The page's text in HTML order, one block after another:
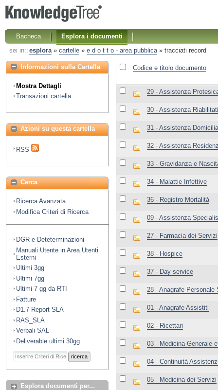
Bacheca
Esplora i documenti
sei in:: esplora» cartelle» e d o t t o - area pubblica» tracciati record
Informazioni sulla Cartella
Mostra Dettagli
Transazioni cartella
Azioni su questa cartella
RSS
Cerca
Ricerca Avanzata
Modifica Criteri di Ricerca
DGR e Deteterminazioni
Manuali Utente in Area Utenti
Esterni
Ultimi 3gg
Ultimi 7gg
Ultimi 7 gg da RTI
Fatture
D1.7 Report SLA
RAS_SLA
Verbali SAL
Deliverable ultimi 30gg
ricerca
Esplora documenti per...
Codice e titolo documento
29 - Assistenza
30 - Assistenza
31 - Assistenza
32 - Assistenza
33 - Gravidanza e
34 - Malattie Infettive
36 - Registro Mortalità
09 - Assistenza
27 - Farmacia dei Servizi
38 - Hospice
37 - Day service
28 - Anagrafe Personale
01 - Anagrafe Assistiti
02 - Ricettari
03 - Medicina Generale
04 - Continuità
05 - Medicina dei Servizi